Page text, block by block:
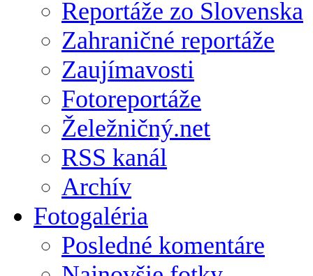
Reportáže zo Slovenska
Zahraničné reportáže
Zaujímavosti
Fotoreportáže
Želežničný.net
RSS kanál
Archív
Fotogaléria
Posledné komentáre